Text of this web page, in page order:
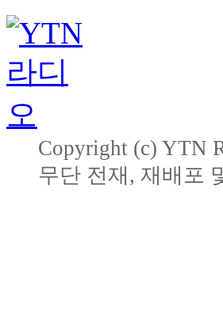
Copyright (c) YTN
무단 전재, 재배포